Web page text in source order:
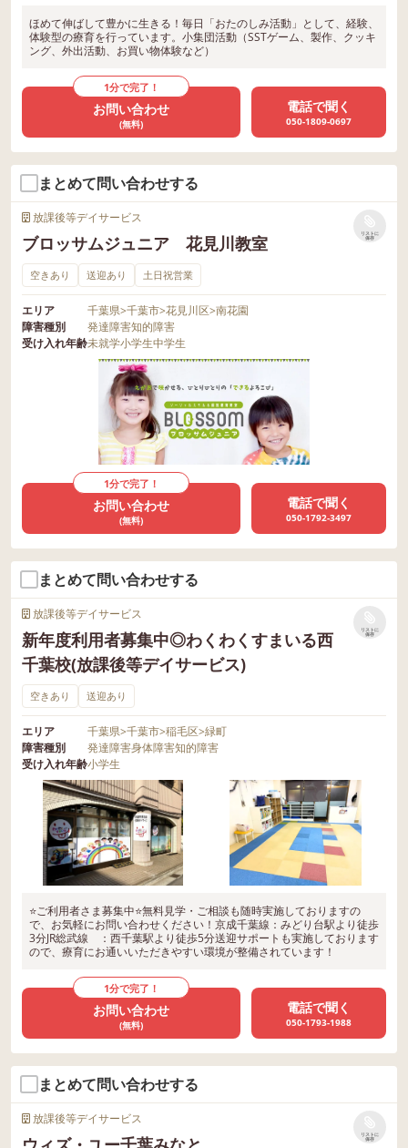
ほめて伸ばして豊かに生きる！毎日「おたのしみ活動」として、経験、
体験型の療育を行っています。小集団活動（SSTゲーム、製作、クッキ
ング、外出活動、お買い物体験など）
1分で完了！
お問い合わせ
(無料)
電話で聞く
050-1809-0697
まとめて問い合わせする
放課後等デイサービス
ブロッサムジュニア 花見川教室
リストに
保存
空きあり 送迎あり 土日祝営業
エリア 千葉県>千葉市>花見川区>南花園
障害種別
発達障害知的障害
受け入れ年齢未就学小学生中学生
1分で完了！
お問い合わせ
(無料)
電話で聞く
050-1792-3497
まとめて問い合わせする
放課後等デイサービス
新年度利用者募集中◎わくわくすまいる西
千葉校(放課後等デイサービス)
リストに
保存
空きあり 送迎あり
エリア 千葉県>千葉市>稲毛区>緑町
障害種別
発達障害身体障害知的障害
受け入れ年齢小学生
⭐ご利用者さま募集中⭐無料見学・ご相談も随時実施しておりますの
で、お気軽にお問い合わせください！京成千葉線：みどり台駅より徒歩
3分JR総武線 ：西千葉駅より徒歩5分送迎サポートも実施しております
ので、療育にお通いいただきやすい環境が整備されています！
1分で完了！
お問い合わせ
(無料)
電話で聞く
050-1793-1988
まとめて問い合わせする
放課後等デイサービス
リストに
保存